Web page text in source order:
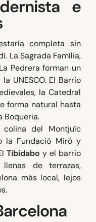
e
completa sin
La Sagrada Família,
Pedrera forman un
UNESCO. El Barrio
la Catedral
forma natural hasta
Boqueria.
del Montjuïc
la Fundació Miró y
Tibidabo y el barrio
de terrazas,
más local, lejos